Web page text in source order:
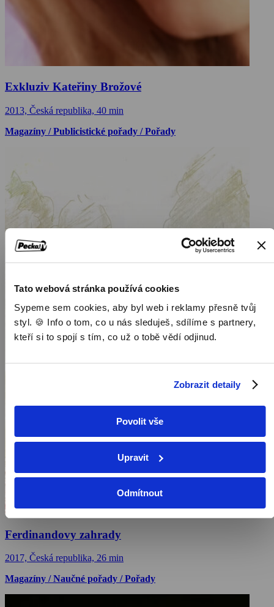
Tato webová stránka používá cookies
Sypeme sem cookies, aby byl web i reklamy přesně tvůj
styl. 🍪 Info o tom, co u nás sleduješ, sdílíme s partnery,
kteří si to spojí s tím, co už o tobě vědí odjinud.
Zobrazit detaily
Povolit vše
Upravit
Odmítnout
Exkluziv Kateřiny Brožové
2013, Česká republika, 40 min
Magazíny / Publicistické pořady / Pořady
Ferdinandovy zahrady
2017, Česká republika, 26 min
Magazíny / Naučné pořady / Pořady